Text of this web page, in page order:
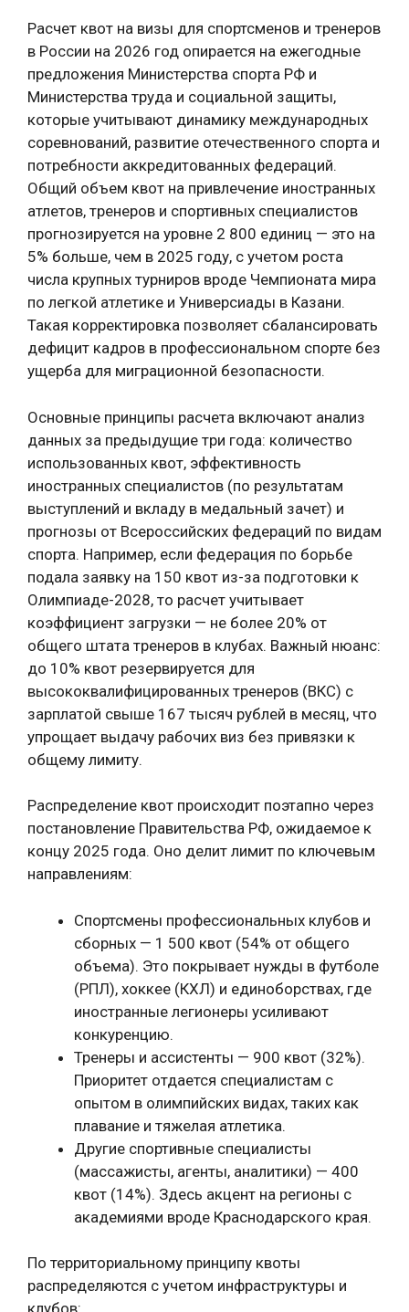
Расчет квот на визы для спортсменов и тренеров
в России на 2026 год опирается на ежегодные
предложения Министерства спорта РФ и
Министерства труда и социальной защиты,
которые учитывают динамику международных
соревнований, развитие отечественного спорта и
потребности аккредитованных федераций.
Общий объем квот на привлечение иностранных
атлетов, тренеров и спортивных специалистов
прогнозируется на уровне 2 800 единиц — это на
5% больше, чем в 2025 году, с учетом роста
числа крупных турниров вроде Чемпионата мира
по легкой атлетике и Универсиады в Казани.
Такая корректировка позволяет сбалансировать
дефицит кадров в профессиональном спорте без
ущерба для миграционной безопасности.
Основные принципы расчета включают анализ
данных за предыдущие три года: количество
использованных квот, эффективность
иностранных специалистов (по результатам
выступлений и вкладу в медальный зачет) и
прогнозы от Всероссийских федераций по видам
спорта. Например, если федерация по борьбе
подала заявку на 150 квот из-за подготовки к
Олимпиаде-2028, то расчет учитывает
коэффициент загрузки — не более 20% от
общего штата тренеров в клубах. Важный нюанс:
до 10% квот резервируется для
высококвалифицированных тренеров (ВКС) с
зарплатой свыше 167 тысяч рублей в месяц, что
упрощает выдачу рабочих виз без привязки к
общему лимиту.
Распределение квот происходит поэтапно через
постановление Правительства РФ, ожидаемое к
концу 2025 года. Оно делит лимит по ключевым
направлениям:
Спортсмены профессиональных клубов и
сборных — 1 500 квот (54% от общего
объема). Это покрывает нужды в футболе
(РПЛ), хоккее (КХЛ) и единоборствах, где
иностранные легионеры усиливают
конкуренцию.
Тренеры и ассистенты — 900 квот (32%).
Приоритет отдается специалистам с
опытом в олимпийских видах, таких как
плавание и тяжелая атлетика.
Другие спортивные специалисты
(массажисты, агенты, аналитики) — 400
квот (14%). Здесь акцент на регионы с
академиями вроде Краснодарского края.
По территориальному принципу квоты
распределяются с учетом инфраструктуры и
клубов: